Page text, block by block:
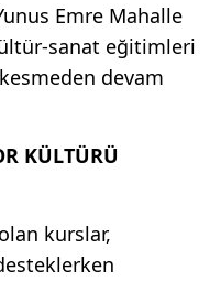
Emre Mahalle
sanat eğitimleri
devam
KÜLTÜRÜ
kurslar,